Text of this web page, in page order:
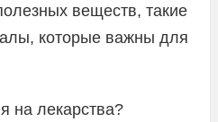
веществ, такие
которые важны для
на лекарства?